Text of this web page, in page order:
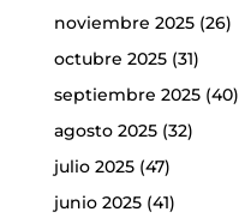
noviembre 2025(26)
octubre 2025(31)
septiembre 2025(40)
agosto 2025(32)
julio 2025(47)
junio 2025(41)